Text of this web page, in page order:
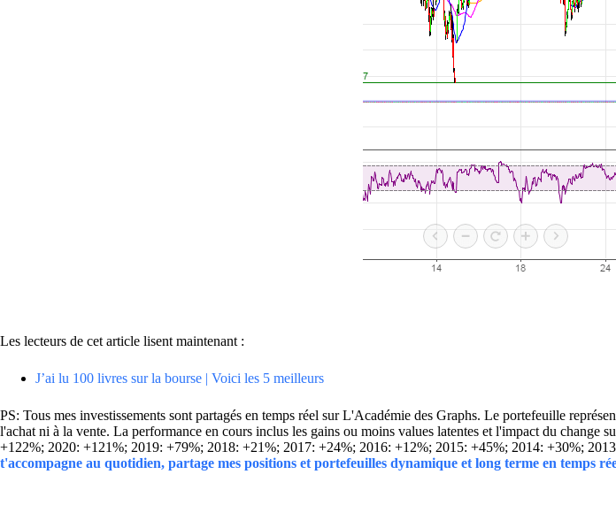
Les lecteurs de cet article lisent maintenant :
J’ai lu 100 livres sur la bourse | Voici les 5 meilleurs
PS: Tous mes investissements sont partagés en temps réel sur L'Académie des Graphs. Le portefeuille
l'achat ni à la vente. La performance en cours inclus les gains ou moins values latentes et l'impact du
+122%; 2020: +121%; 2019: +79%; 2018: +21%; 2017: +24%; 2016: +12%; 2015: +45%; 2014: +30%;
t'accompagne au quotidien, partage mes positions et portefeuilles dynamique et long terme en temps